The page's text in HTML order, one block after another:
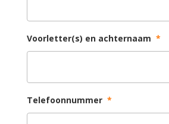
Voorletter(s) en achternaam *
Telefoonnummer *